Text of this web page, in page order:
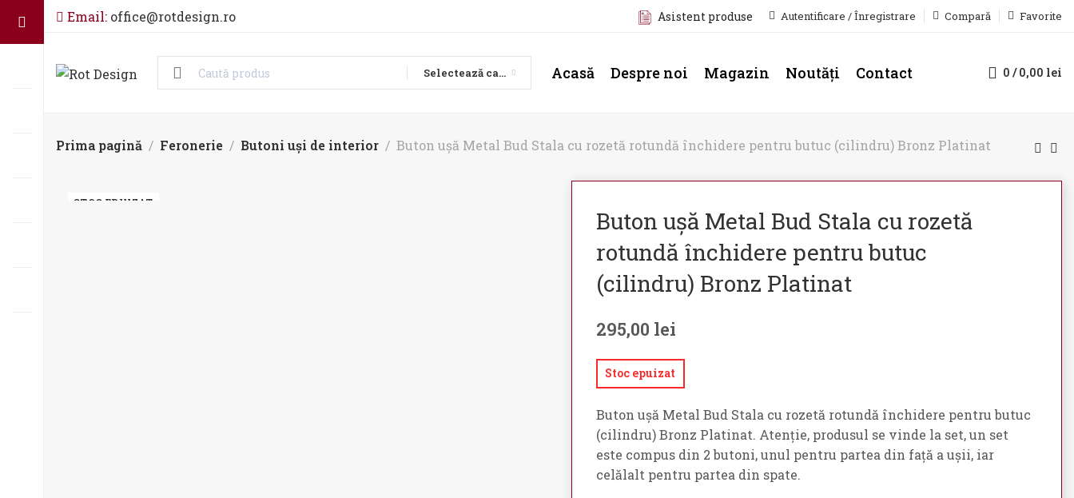
Email: office@rotdesign.ro Asistent produse Autentificare / Înregistrare Compară Favorite
Selectează categoria Acasă Despre noi Magazin Noutăți Contact 0 / 0,00 lei
Prima pagină Feronerie Butoni uși de interior Buton ușă Metal Bud Stala cu rozetă rotundă închidere pentru butuc (cilindru) Bronz Platinat
STOC EPUIZAT
Buton ușă Metal Bud Stala cu rozetă
rotundă închidere pentru butuc
(cilindru) Bronz Platinat
295,00 lei
Stoc epuizat
Buton ușă Metal Bud Stala cu rozetă rotundă închidere pentru butuc
(cilindru) Bronz Platinat. Atenție, produsul se vinde la set, un set
este compus din 2 butoni, unul pentru partea din față a ușii, iar
celălalt pentru partea din spate.